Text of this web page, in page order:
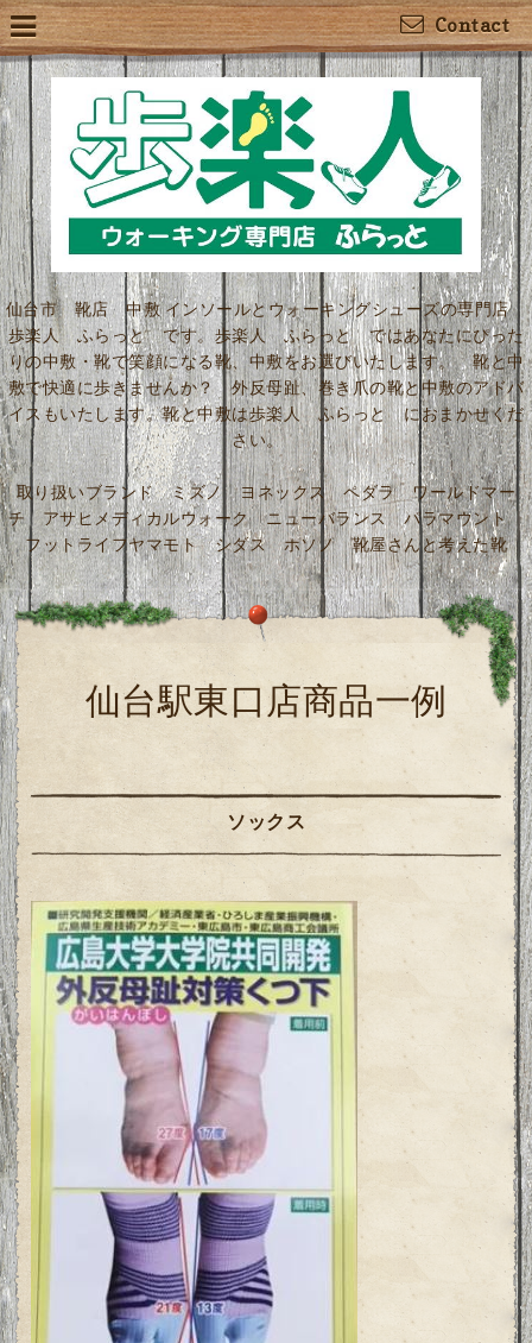
Contact
仙台市 靴店 中敷 インソールとウォーキングシューズの専門店
歩楽人 ふらっと です。歩楽人 ふらっと ではあなたにぴった
りの中敷・靴で笑顔になる靴、中敷をお選びいたします。 靴と中
敷で快適に歩きませんか？ 外反母趾、巻き爪の靴と中敷のアドバ
イスもいたします。靴と中敷は歩楽人 ふらっと におまかせくだ
さい。
取り扱いブランド ミズノ ヨネックス ペダラ ワールドマー
チ アサヒメディカルウォーク ニューバランス パラマウント
フットライフヤマモト シダス ホソノ 靴屋さんと考えた靴
仙台駅東口店商品一例
ソックス